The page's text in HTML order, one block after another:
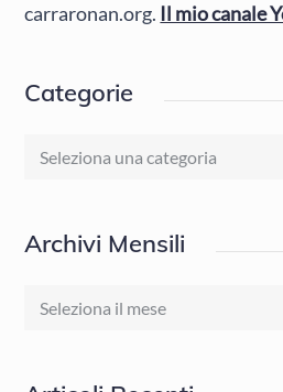
carraronan.org. Il mio canale
Categorie
Categorie
Archivi Mensili
Archivi